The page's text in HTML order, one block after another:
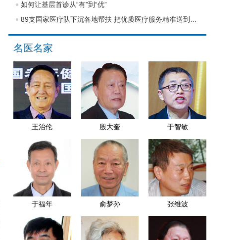
如何让基层首诊从“有”到“优”
名医名家
王治伦 殷大奎 于智敏
于福年 俞梦孙 张维波